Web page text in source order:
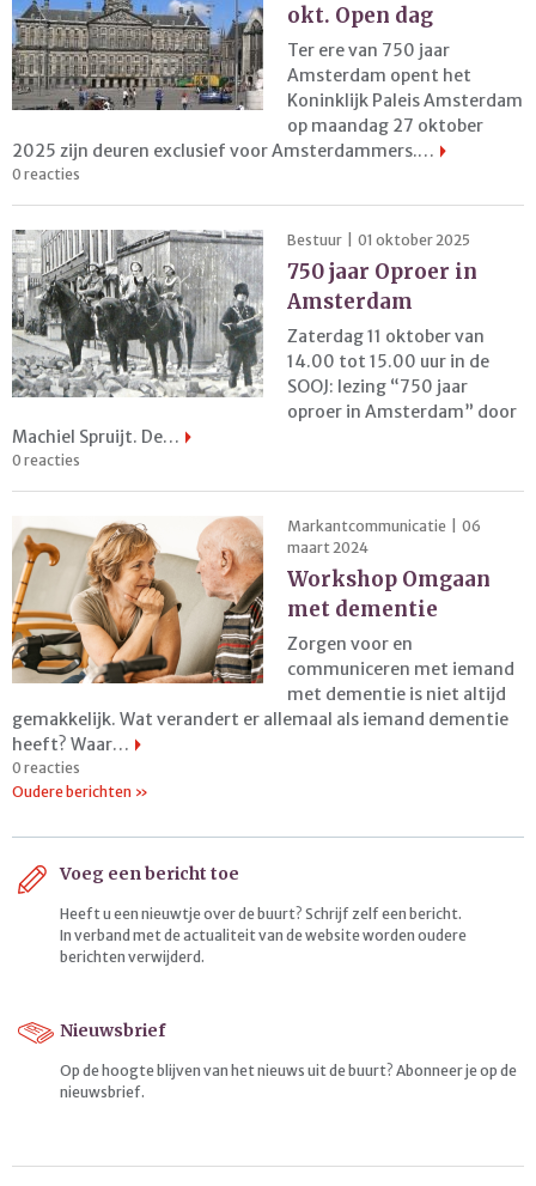
okt. Open dag
Ter ere van 750 jaar
Amsterdam opent het
Koninklijk Paleis Amsterdam
op maandag 27 oktober
2025 zijn deuren exclusief voor Amsterdammers.…
0 reacties
Bestuur | 01 oktober 2025
750 jaar Oproer in
Amsterdam
Zaterdag 11 oktober van
14.00 tot 15.00 uur in de
SOOJ: lezing “750 jaar
oproer in Amsterdam” door
Machiel Spruijt. De…
0 reacties
Markantcommunicatie | 06
maart 2024
Workshop Omgaan
met dementie
Zorgen voor en
communiceren met iemand
met dementie is niet altijd
gemakkelijk. Wat verandert er allemaal als iemand dementie
heeft? Waar…
0 reacties
Oudere berichten »
Voeg een bericht toe
Heeft u een nieuwtje over de buurt? Schrijf zelf een bericht.
In verband met de actualiteit van de website worden oudere
berichten verwijderd.
Nieuwsbrief
Op de hoogte blijven van het nieuws uit de buurt? Abonneer je op de
nieuwsbrief.